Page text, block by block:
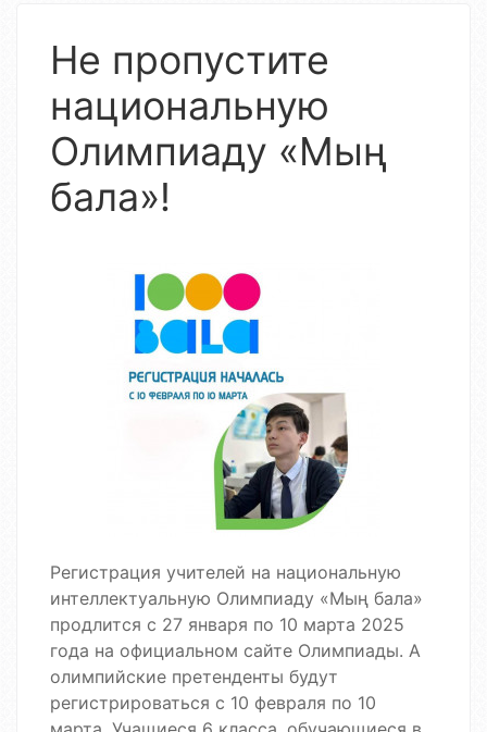
Не пропустите
национальную
Олимпиаду «Мың
бала»!
Регистрация учителей на национальную
интеллектуальную Олимпиаду «Мың бала»
продлится с 27 января по 10 марта 2025
года на официальном сайте Олимпиады. А
олимпийские претенденты будут
регистрироваться с 10 февраля по 10